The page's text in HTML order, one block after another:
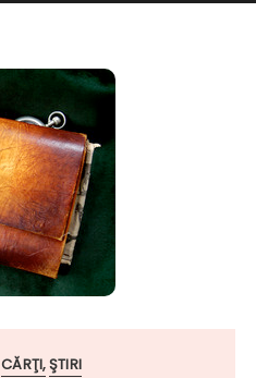
CĂRŢI ŞTIRI